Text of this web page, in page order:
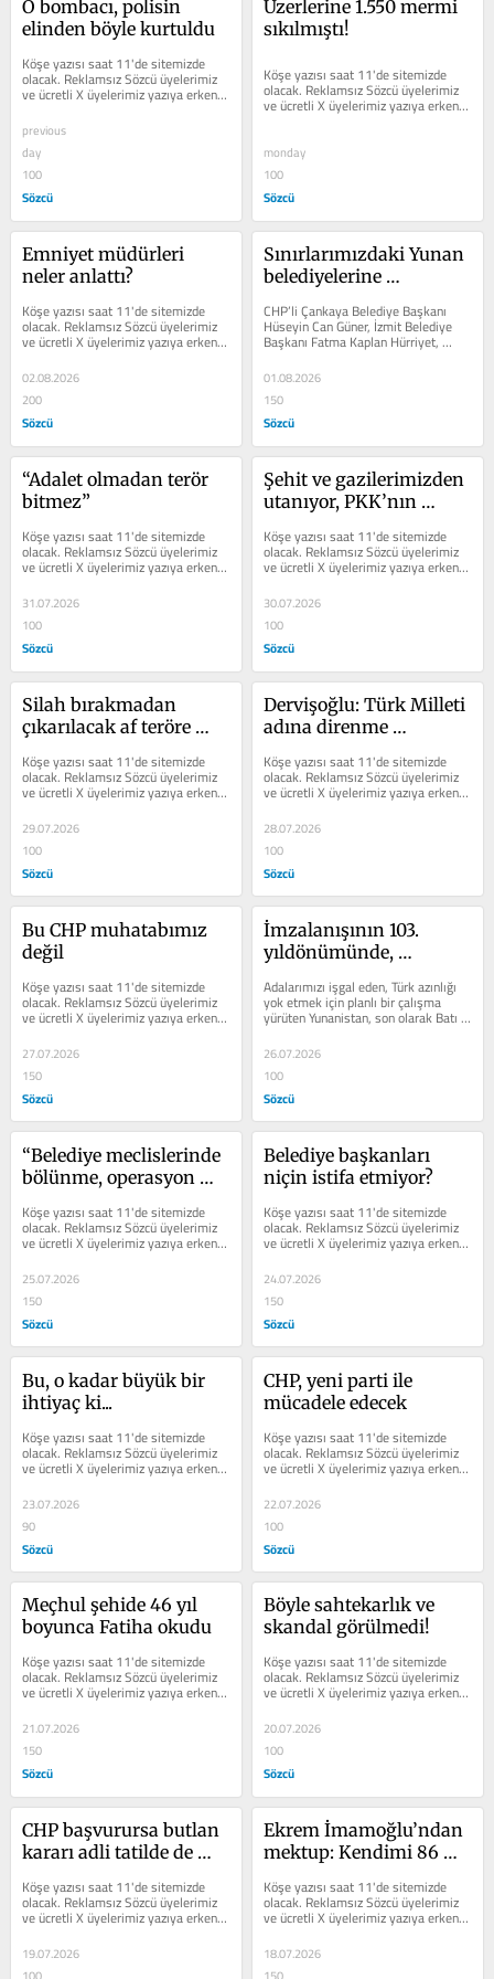
O bombacı, polisin
elinden böyle kurtuldu
Köşe yazısı saat 11'de sitemizde
olacak. Reklamsız Sözcü üyelerimiz
ve ücretli X üyelerimiz yazıya erken
erişim sağlayabilir.
previous
day
100
Sözcü
Üzerlerine 1.550 mermi
sıkılmıştı!
Köşe yazısı saat 11'de sitemizde
olacak. Reklamsız Sözcü üyelerimiz
ve ücretli X üyelerimiz yazıya erken
erişim sağlayabilir.
monday
100
Sözcü
Emniyet müdürleri
neler anlattı?
Köşe yazısı saat 11'de sitemizde
olacak. Reklamsız Sözcü üyelerimiz
ve ücretli X üyelerimiz yazıya erken
erişim sağlayabilir.
02.08.2026
200
Sözcü
Sınırlarımızdaki Yunan
belediyelerine
CHP’li Çankaya Belediye Başkanı
Hüseyin Can Güner, İzmit Belediye
Başkanı Fatma Kaplan Hürriyet,
Üsküdar Belediye Başkanı Sinem...
01.08.2026
150
Sözcü
“Adalet olmadan terör
bitmez”
Köşe yazısı saat 11'de sitemizde
olacak. Reklamsız Sözcü üyelerimiz
ve ücretli X üyelerimiz yazıya erken
erişim sağlayabilir.
31.07.2026
100
Sözcü
Şehit ve gazilerimizden
utanıyor, PKK’nın
kahroluyorum
Köşe yazısı saat 11'de sitemizde
olacak. Reklamsız Sözcü üyelerimiz
ve ücretli X üyelerimiz yazıya erken
erişim sağlayabilir.
30.07.2026
100
Sözcü
Silah bırakmadan
çıkarılacak af teröre
Köşe yazısı saat 11'de sitemizde
olacak. Reklamsız Sözcü üyelerimiz
ve ücretli X üyelerimiz yazıya erken
erişim sağlayabilir.
29.07.2026
100
Sözcü
Dervişoğlu: Türk Milleti
adına direnme
Köşe yazısı saat 11'de sitemizde
olacak. Reklamsız Sözcü üyelerimiz
ve ücretli X üyelerimiz yazıya erken
erişim sağlayabilir.
28.07.2026
100
Sözcü
Bu CHP muhatabımız
değil
Köşe yazısı saat 11'de sitemizde
olacak. Reklamsız Sözcü üyelerimiz
ve ücretli X üyelerimiz yazıya erken
erişim sağlayabilir.
27.07.2026
150
Sözcü
İmzalanışının 103.
yıldönümünde,
deliyor
Adalarımızı işgal eden, Türk azınlığı
yok etmek için planlı bir çalışma
yürüten Yunanistan, son olarak Batı
Trakya Türk...
26.07.2026
100
Sözcü
“Belediye meclislerinde
bölünme, operasyon
Köşe yazısı saat 11'de sitemizde
olacak. Reklamsız Sözcü üyelerimiz
ve ücretli X üyelerimiz yazıya erken
erişim sağlayabilir.
25.07.2026
150
Sözcü
Belediye başkanları
niçin istifa etmiyor?
Köşe yazısı saat 11'de sitemizde
olacak. Reklamsız Sözcü üyelerimiz
ve ücretli X üyelerimiz yazıya erken
erişim sağlayabilir.
24.07.2026
150
Sözcü
Bu, o kadar büyük bir
ihtiyaç ki...
Köşe yazısı saat 11'de sitemizde
olacak. Reklamsız Sözcü üyelerimiz
ve ücretli X üyelerimiz yazıya erken
erişim sağlayabilir.
23.07.2026
90
Sözcü
CHP, yeni parti ile
mücadele edecek
Köşe yazısı saat 11'de sitemizde
olacak. Reklamsız Sözcü üyelerimiz
ve ücretli X üyelerimiz yazıya erken
erişim sağlayabilir.
22.07.2026
100
Sözcü
Meçhul şehide 46 yıl
boyunca Fatiha okudu
Köşe yazısı saat 11'de sitemizde
olacak. Reklamsız Sözcü üyelerimiz
ve ücretli X üyelerimiz yazıya erken
erişim sağlayabilir.
21.07.2026
150
Sözcü
Böyle sahtekarlık ve
skandal görülmedi!
Köşe yazısı saat 11'de sitemizde
olacak. Reklamsız Sözcü üyelerimiz
ve ücretli X üyelerimiz yazıya erken
erişim sağlayabilir.
20.07.2026
100
Sözcü
CHP başvurursa butlan
kararı adli tatilde de
Köşe yazısı saat 11'de sitemizde
olacak. Reklamsız Sözcü üyelerimiz
ve ücretli X üyelerimiz yazıya erken
erişim sağlayabilir.
19.07.2026
Ekrem İmamoğlu’ndan
mektup: Kendimi 86
ediyorum
Köşe yazısı saat 11'de sitemizde
olacak. Reklamsız Sözcü üyelerimiz
ve ücretli X üyelerimiz yazıya erken
erişim sağlayabilir.
18.07.2026